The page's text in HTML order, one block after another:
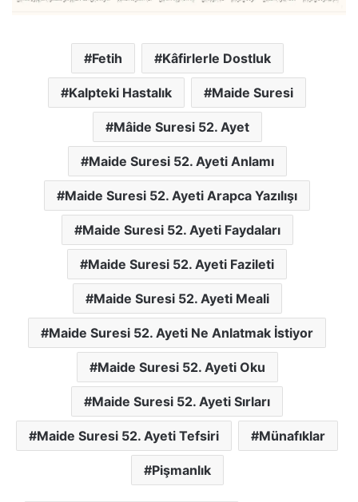
Fetih Kâfirlerle Dostluk
Kalpteki Hastalık Maide Suresi
Mâide Suresi 52. Ayet
Maide Suresi 52. Ayeti Anlamı
Maide Suresi 52. Ayeti Arapca Yazılışı
Maide Suresi 52. Ayeti Faydaları
Maide Suresi 52. Ayeti Fazileti
Maide Suresi 52. Ayeti Meali
Maide Suresi 52. Ayeti Ne Anlatmak İstiyor
Maide Suresi 52. Ayeti Oku
Maide Suresi 52. Ayeti Sırları
Maide Suresi 52. Ayeti Tefsiri Münafıklar
Pişmanlık